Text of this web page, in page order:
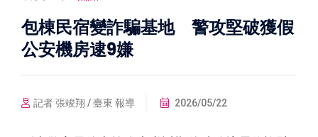
包棟民宿變詐騙基地 警攻堅破獲假
公安機房逮9嫌
記者 張竣翔 / 臺東 報導 2026/05/22